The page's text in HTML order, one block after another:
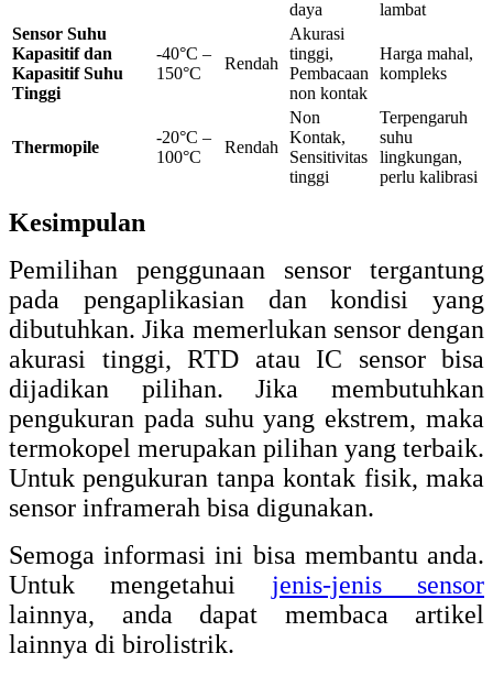
daya
lambat
Sensor Suhu
Kapasitif dan
Kapasitif Suhu
Tinggi
-40°C –
150°C
Rendah
Akurasi
tinggi,
Pembacaan
non kontak
Harga mahal,
kompleks
Thermopile
-20°C –
100°C
Rendah
Non
Kontak,
Sensitivitas
tinggi
Terpengaruh
suhu
lingkungan,
perlu kalibrasi
Kesimpulan
Pemilihan penggunaan sensor tergantung
pada pengaplikasian dan kondisi yang
dibutuhkan. Jika memerlukan sensor dengan
akurasi tinggi, RTD atau IC sensor bisa
dijadikan pilihan. Jika membutuhkan
pengukuran pada suhu yang ekstrem, maka
termokopel merupakan pilihan yang terbaik.
Untuk pengukuran tanpa kontak fisik, maka
sensor inframerah bisa digunakan.
Semoga informasi ini bisa membantu anda.
Untuk mengetahui jenis-jenis sensor
lainnya, anda dapat membaca artikel
lainnya di birolistrik.